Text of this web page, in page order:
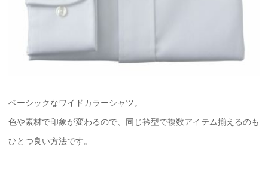
ベーシックなワイドカラーシャツ。
色や素材で印象が変わるので、同じ衿型で複数アイテム揃えるのも
ひとつ良い方法です。